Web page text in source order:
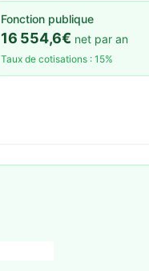
Fonction publique
16 554,6€ net par an
Taux de cotisations : 15%